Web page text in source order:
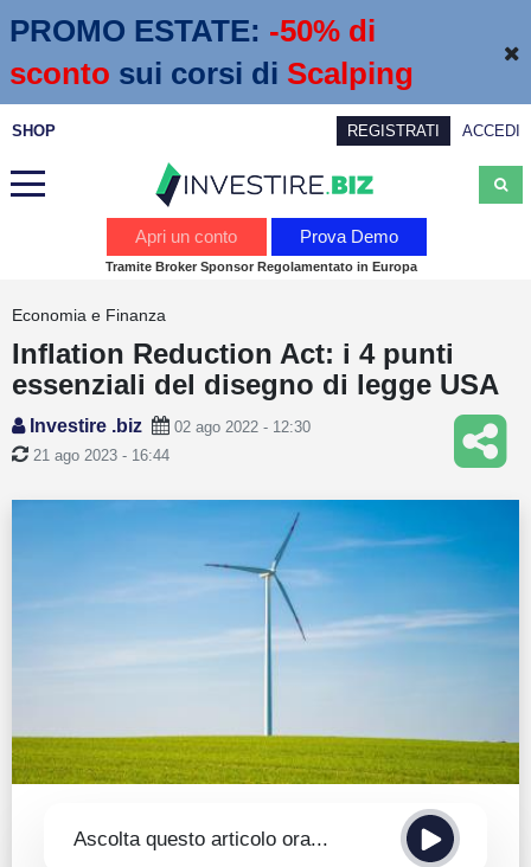
PROMO ESTATE: -50% di
sconto sui corsi di Scalping
SHOP REGISTRATI ACCEDI
Webinar
Servizi
Trading
Stagionalità
Apri un conto Prova Demo
Tramite Broker Sponsor Regolamentato in Europa
Economia e Finanza
Inflation Reduction Act: i 4 punti
essenziali del disegno di legge USA
Investire .biz
02 ago 2022 - 12:30
21 ago 2023 - 16:44
Ascolta questo articolo ora...